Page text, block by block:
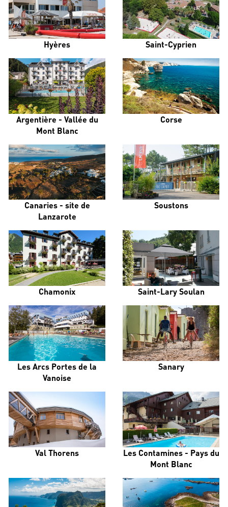
Hyères Saint-Cyprien
Argentière - Vallée du
Mont Blanc
Corse
Canaries - site de
Lanzarote
Soustons
Chamonix Saint-Lary Soulan
Les Arcs Portes de la
Vanoise
Sanary
Val Thorens
Les Contamines - Pays du
Mont Blanc